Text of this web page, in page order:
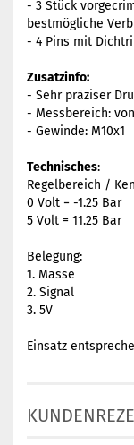
- 3 Stück
bestmögliche
- 4 Pins mit
Zusatzinfo:
- Sehr präziser
- Messbereich:
- Gewinde: M10x1
Technisches:
Regelbereich /
0 Volt = -1.25 Bar
5 Volt = 11.25 Bar
Belegung:
1. Masse
2. Signal
3. 5V
Einsatz